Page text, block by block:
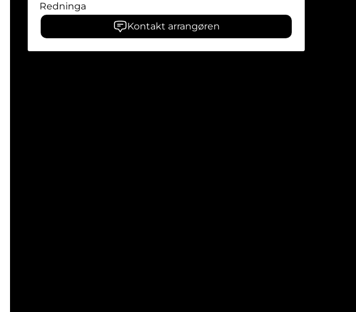
Redninga
Kontakt arrangøren